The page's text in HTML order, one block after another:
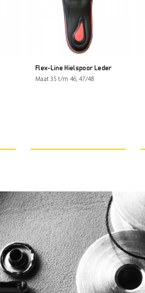
Flex-Line Hielspoor Leder
Maat 35 t/m 46, 47/48